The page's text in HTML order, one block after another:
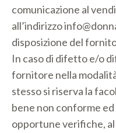
comunicazione al
all’indirizzo
disposizione del
In caso di difetto e/o
fornitore nella
stesso si riserva la
bene non conforme
opportune verifiche,